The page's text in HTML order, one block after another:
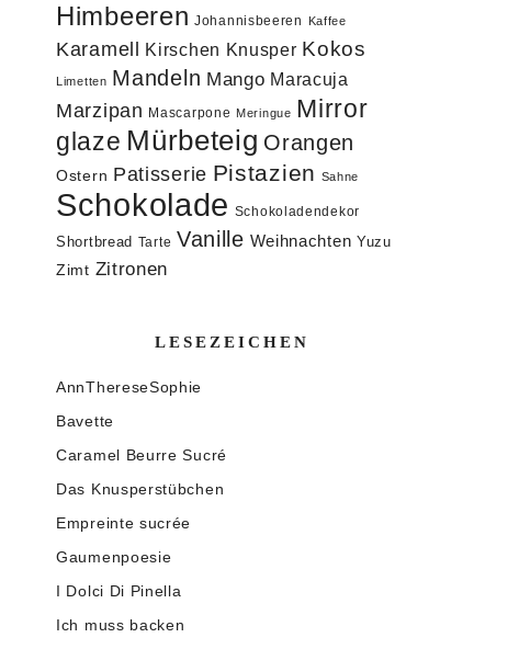
Himbeeren Johannisbeeren Kaffee
Karamell Kirschen Knusper Kokos
Limetten Mandeln Mango Maracuja
Marzipan Mascarpone Meringue Mirror
glaze Mürbeteig Orangen
Ostern Patisserie Pistazien Sahne
Schokolade Schokoladendekor
Shortbread Tarte Vanille Weihnachten Yuzu
Zimt Zitronen
LESEZEICHEN
AnnThereseSophie
Bavette
Caramel Beurre Sucré
Das Knusperstübchen
Empreinte sucrée
Gaumenpoesie
I Dolci Di Pinella
Ich muss backen